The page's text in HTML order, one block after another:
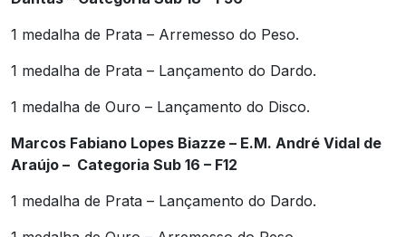
1 medalha de Prata – Arremesso do Peso.
1 medalha de Prata – Lançamento do Dardo.
1 medalha de Ouro – Lançamento do Disco.
Marcos Fabiano Lopes Biazze – E.M. André Vidal de
Araújo – Categoria Sub 16 – F12
1 medalha de Prata – Lançamento do Dardo.